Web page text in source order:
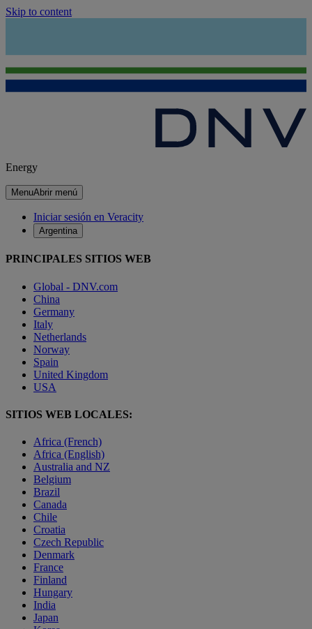
Skip to content
Energy
MenuAbrir menú
Iniciar sesión en Veracity
Argentina
PRINCIPALES SITIOS WEB
Global - DNV.com
China
Germany
Italy
Netherlands
Norway
Spain
United Kingdom
USA
SITIOS WEB LOCALES:
Africa (French)
Africa (English)
Australia and NZ
Belgium
Brazil
Canada
Chile
Croatia
Czech Republic
Denmark
France
Finland
Hungary
India
Japan